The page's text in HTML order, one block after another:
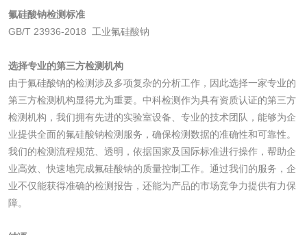
氟硅酸钠检测标准
GB/T 23936-2018 工业氟硅酸钠
选择专业的第三方检测机构
由于氟硅酸钠的检测涉及多项复杂的分析工作，因此选择一家专业的
第三方检测机构显得尤为重要。中科检测作为具有资质认证的第三方
检测机构，我们拥有先进的实验室设备、专业的技术团队，能够为企
业提供全面的氟硅酸钠检测服务，确保检测数据的准确性和可靠性。
我们的检测流程规范、透明，依据国家及国际标准进行操作，帮助企
业高效、快速地完成氟硅酸钠的质量控制工作。通过我们的服务，企
业不仅能获得准确的检测报告，还能为产品的市场竞争力提供有力保
障。
化肥检测
有机肥检测 钾肥检测
磷酸肥料检测
化工试剂